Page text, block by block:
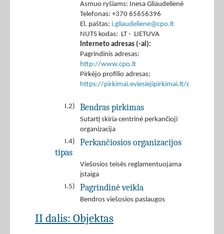
Asmuo ryšiams: Inesa Gliaudelienė
Telefonas: +370 65656396
El. paštas: i.gliaudeliene@cpo.lt
NUTS kodas: LT - LIETUVA
Interneto adresas (-ai):
Pagrindinis adresas:
http://www.cpo.lt
Pirkėjo profilio adresas:
https://pirkimai.eviesiejipirkimai.lt/ctm/
I.2) Bendras pirkimas
Sutartį skiria centrinė perkančioji
organizacija
I.4)
Perkančiosios organizacijos
tipas
Viešosios teisės reglamentuojama
įstaiga
I.5)
Pagrindinė veikla
Bendros viešosios paslaugos
II dalis: Objektas